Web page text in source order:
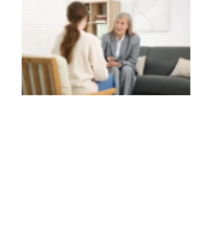
conseguir o melhor
benefício?